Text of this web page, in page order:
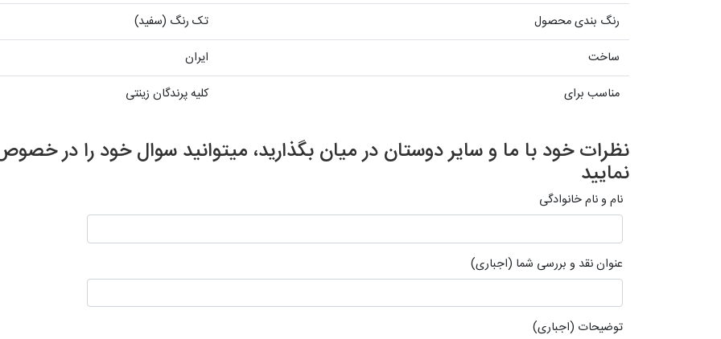
رنگ بندی محصول
تک رنگ (سفید)
ساخت
ایران
مناسب برای
کلیه پرندگان زینتی
نظرات خود با ما و سایر دوستان در میان بگذارید، میتوانید سوال خود را در
نمایید
نام و نام خانوادگی
عنوان نقد و بررسی شما (اجباری)
توضیحات (اجباری)